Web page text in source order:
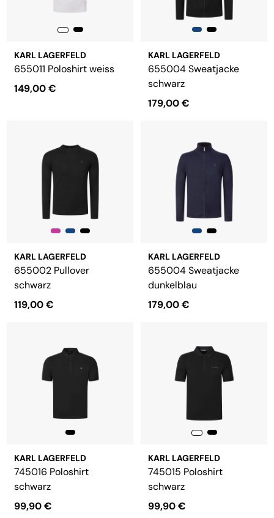
KARL LAGERFELD
655011 Poloshirt weiss
149,00 €
KARL LAGERFELD
655004 Sweatjacke
schwarz
179,00 €
KARL LAGERFELD
655002 Pullover
schwarz
119,00 €
KARL LAGERFELD
655004 Sweatjacke
dunkelblau
179,00 €
KARL LAGERFELD
745016 Poloshirt
schwarz
99,90 €
KARL LAGERFELD
745015 Poloshirt
schwarz
99,90 €